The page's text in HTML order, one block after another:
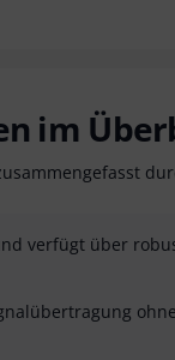
im
verfügt über